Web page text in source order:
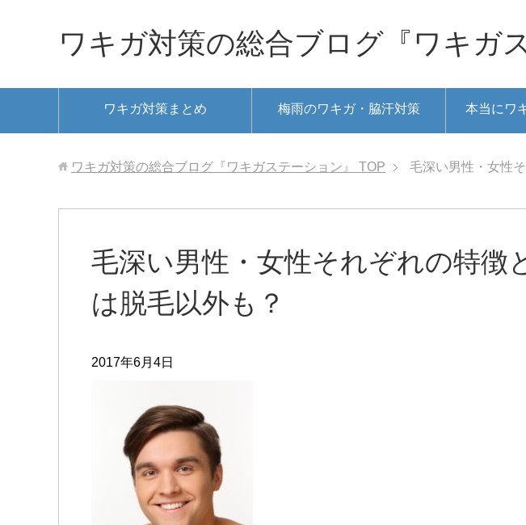
ワキガ対策の総合ブログ『ワキガ
ワキガ対策まとめ 梅雨のワキガ・脇汗対策 本当にワ
ワキガ対策の総合ブログ『ワキガステーション』 TOP 毛深い男性・女性
毛深い男性・女性それぞれの特徴
は脱毛以外も？
2017年6月4日